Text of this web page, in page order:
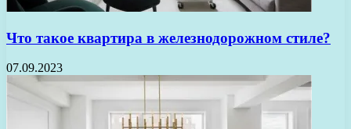
Что такое квартира в железнодорожном стиле?
07.09.2023